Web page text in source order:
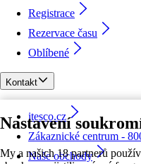
Nastavení
My a našich 18 partnerů
Registrace
Rezervace času
Oblíbené
Kontakt
itesco.cz
Zákaznické centrum -
Naše obchody